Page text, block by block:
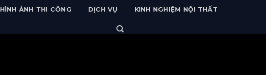
HÌNH ẢNH THI CÔNG DỊCH VỤ KINH NGHIỆM NỘI THẤT